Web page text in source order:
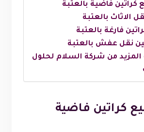
كراتين فاضية بالعتبة
الاثاث بالعتبة
فارغة بالعتبة
نقل عفش بالعتبة
من شركة السلام لحلول
كراتين فاضية